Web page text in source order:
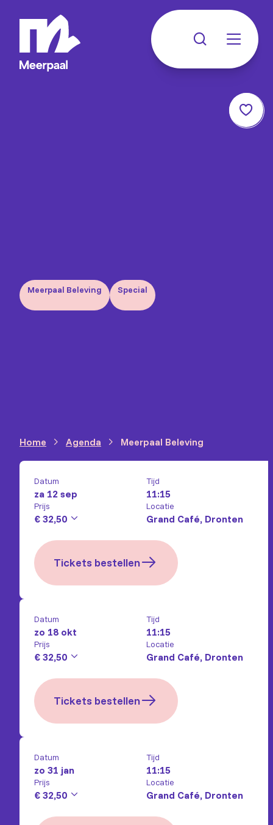
Meerpaal Beleving Special
Home Agenda Meerpaal Beleving
Datum
za 12 sep
Tijd
11:15
Prijs
€ 32,50
Locatie
Grand Café, Dronten
Tickets bestellen
Datum
zo 18 okt
Tijd
11:15
Prijs
€ 32,50
Locatie
Grand Café, Dronten
Tickets bestellen
Datum
zo 31 jan
Tijd
11:15
Prijs
€ 32,50
Locatie
Grand Café, Dronten